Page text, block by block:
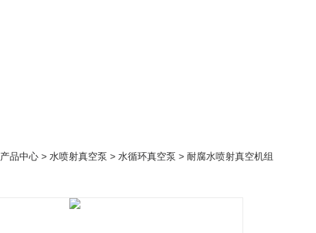
产品中心 > 水喷射真空泵 > 水循环真空泵 > 耐腐水喷射真空机组